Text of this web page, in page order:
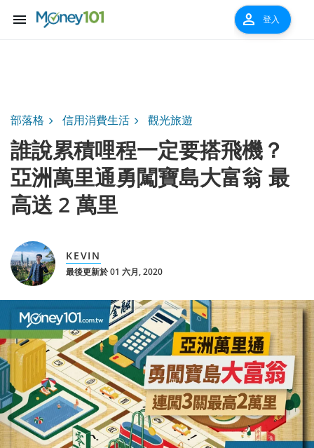
menu person 登入
部落格 信用消費生活 觀光旅遊
誰說累積哩程一定要搭飛機？
亞洲萬里通勇闖寶島大富翁 最
高送 2 萬里
KEVIN
最後更新於 01 六月, 2020